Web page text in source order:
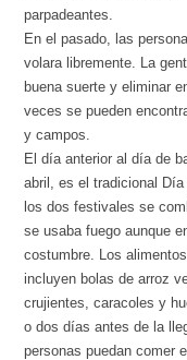
parpadeantes.
En el pasado, las
volara libremente. La
buena suerte y eliminar
veces se pueden
y campos.
El día anterior al día de
abril, es el tradicional
los dos festivales se
se usaba fuego aunque
costumbre. Los
incluyen bolas de arroz
crujientes, caracoles y
o dos días antes de la
personas puedan comer